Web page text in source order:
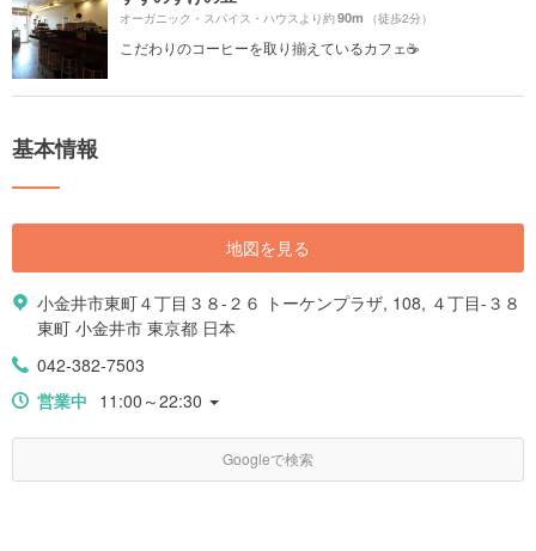
オーガニック・スパイス・ハウスより約90m （徒歩2分）
こだわりのコーヒーを取り揃えているカフェ☕️
基本情報
地図を見る
小金井市東町４丁目３８-２６ トーケンプラザ, 108, ４丁目-３８
東町 小金井市 東京都 日本
042-382-7503
営業中 11:00～22:30
Googleで検索